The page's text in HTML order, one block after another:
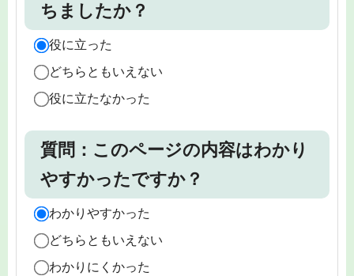
ちましたか？
役に立った
どちらともいえない
役に立たなかった
質問：このページの内容はわかり
やすかったですか？
わかりやすかった
どちらともいえない
わかりにくかった